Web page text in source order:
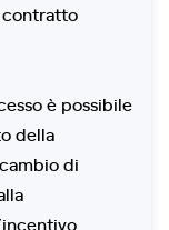
è possibile
della
di